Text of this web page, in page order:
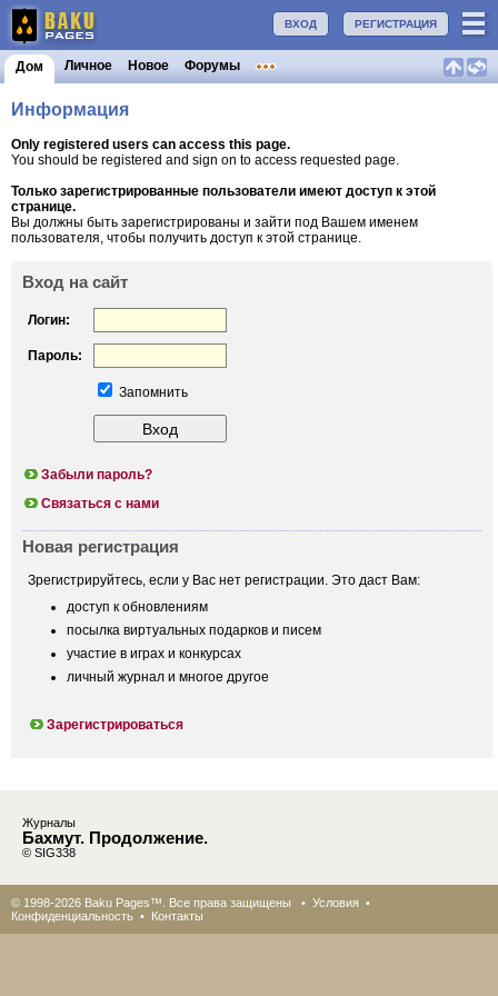
РЕГИСТРАЦИЯ
ВХОД
Дом Личное Новое Форумы
Информация
Only registered users can access this page.
You should be registered and sign on to access requested page.
Только зарегистрированные пользователи имеют доступ к этой
странице.
Вы должны быть зарегистрированы и зайти под Вашем именем
пользователя, чтобы получить доступ к этой странице.
Вход на сайт
Логин:
Пароль:
Запомнить
Забыли пароль?
Связаться с нами
Новая регистрация
Зрегистрируйтесь, если у Вас нет регистрации. Это даст Вам:
доступ к обновлениям
посылка виртуальных подарков и писем
участие в играх и конкурсах
личный журнал и многое другое
Зарегистрироваться
Журналы
Бахмут. Продолжение.
© SIG338
© 1998-2026 Baku Pages™. Все права защищены • Условия •
Конфиденциальность • Контакты